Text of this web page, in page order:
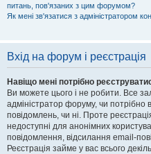
питань, пов'язаних з цим форумом?
Як мені зв'язатися з адміністратором
Вхід на форум і реєстрація
Навіщо мені потрібно
Ви можете цього і не робити. Все
адміністратор форуму, чи
повідомлень, чи ні. Проте
недоступні для анонімних
повідомлення, відсилання email-
Реєстрація займе у вас всього